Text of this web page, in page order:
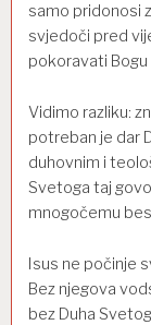
samo pridonosi
svjedoči pred
pokoravati Bogu
Vidimo razliku:
potreban je dar
duhovnim i
Svetoga taj
mnogočemu
Isus ne počinje
Bez njegova
bez Duha